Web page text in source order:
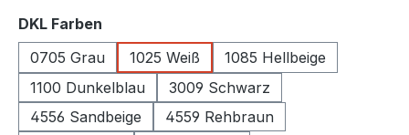
DKL Farben
0705 Grau
1025 Weiß
1085 Hellbeige
1100 Dunkelblau
3009 Schwarz
4556 Sandbeige
4559 Rehbraun